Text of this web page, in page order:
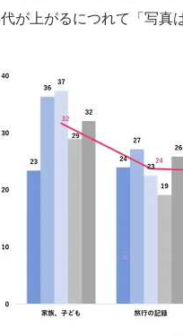
が上がるにつれて「写真